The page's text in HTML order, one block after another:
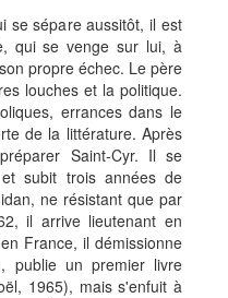
se sépare aussitôt, il est
qui se venge sur lui, à
propre échec. Le père
louches et la politique.
errances dans le
de la littérature. Après
Saint-Cyr. Il se
subit trois années de
ne résistant que par
il arrive lieutenant en
France, il démissionne
publie un premier livre
1965), mais s'enfuit à